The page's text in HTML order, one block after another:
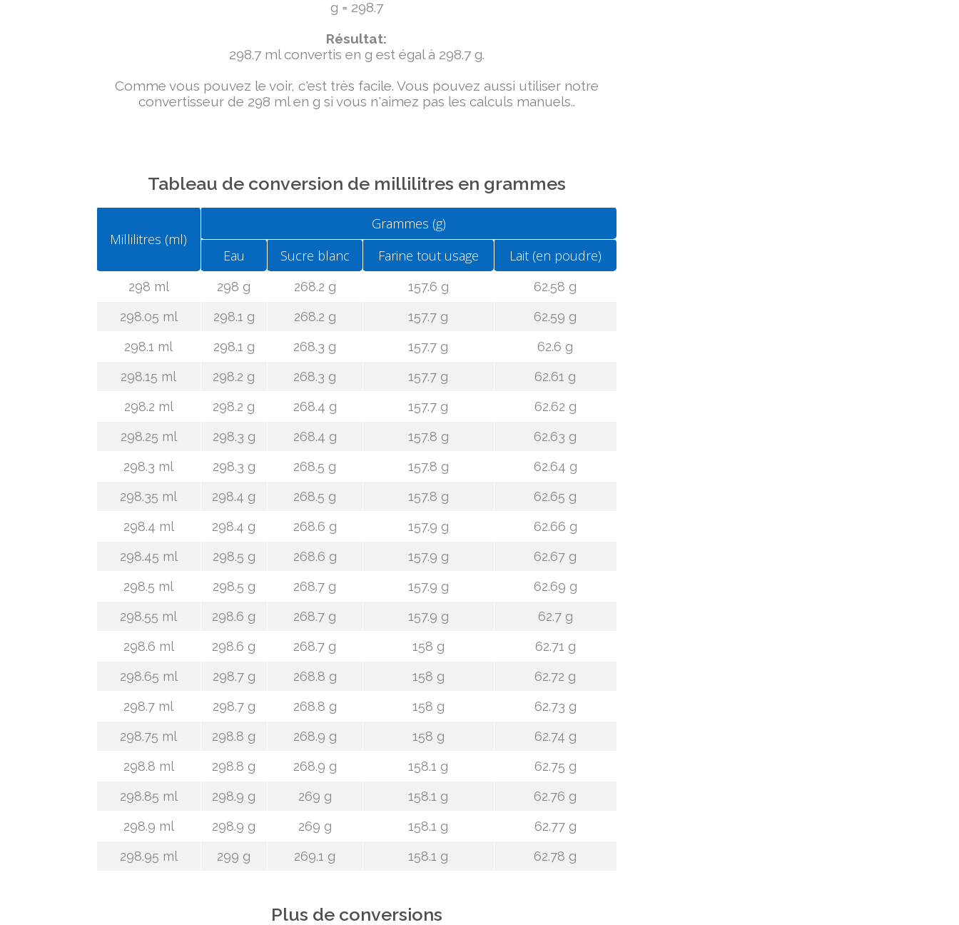
g = 298.7
Résultat:
298.7 ml convertis en g est égal à 298.7 g.
Comme vous pouvez le voir, c'est très facile. Vous pouvez aussi utiliser notre
convertisseur de 298 ml en g si vous n'aimez pas les calculs manuels..
Tableau de conversion de millilitres en grammes
Millilitres (ml)
Grammes (g)
Eau
Sucre blanc Farine tout usage Lait (en poudre)
298 ml 298 g 268.2 g 157.6 g
62.58 g
298.05 ml
298.1 g 268.2 g 157.7 g
62.59 g
298.1 ml
298.1 g 268.3 g 157.7 g
62.6 g
298.15 ml
298.2 g 268.3 g 157.7 g
62.61 g
298.2 ml
298.2 g 268.4 g 157.7 g
62.62 g
298.25 ml
298.3 g 268.4 g 157.8 g
62.63 g
298.3 ml
298.3 g 268.5 g 157.8 g
62.64 g
298.35 ml
298.4 g 268.5 g 157.8 g
62.65 g
298.4 ml
298.4 g 268.6 g 157.9 g
62.66 g
298.45 ml
298.5 g 268.6 g 157.9 g
62.67 g
298.5 ml
298.5 g 268.7 g 157.9 g
62.69 g
298.55 ml
298.6 g 268.7 g 157.9 g
62.7 g
298.6 ml
298.6 g 268.7 g 158 g
62.71 g
298.65 ml
298.7 g 268.8 g 158 g
62.72 g
298.7 ml
298.7 g 268.8 g 158 g
62.73 g
298.75 ml
298.8 g 268.9 g 158 g
62.74 g
298.8 ml
298.8 g 268.9 g 158.1 g
62.75 g
298.85 ml
298.9 g 269 g 158.1 g
62.76 g
298.9 ml
298.9 g 269 g 158.1 g
62.77 g
298.95 ml
299 g 269.1 g 158.1 g 62.78 g
Plus de conversions